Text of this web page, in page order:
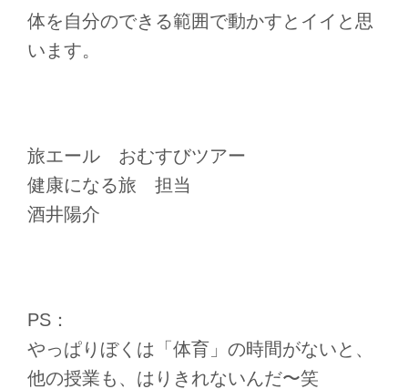
体を自分のできる範囲で動かすとイイと思
います。
旅エール おむすびツアー
健康になる旅 担当
酒井陽介
PS：
やっぱりぼくは「体育」の時間がないと、
他の授業も、はりきれないんだ〜笑